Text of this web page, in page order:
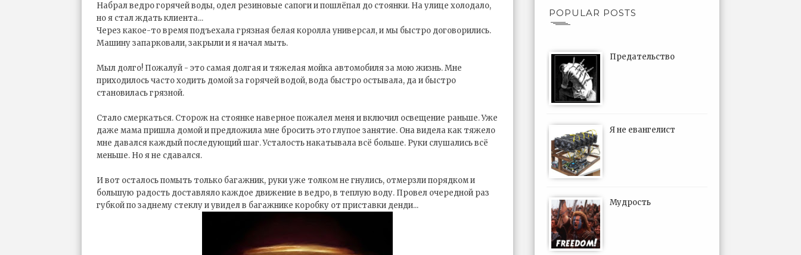
Набрал ведро горячей воды, одел резиновые сапоги и пошлёпал до стоянки. На улице холодало,
но я стал ждать клиента...
Через какое-то время подъехала грязная белая королла универсал, и мы быстро договорились.
Машину запарковали, закрыли и я начал мыть.
Мыл долго! Пожалуй - это самая долгая и тяжелая мойка автомобиля за мою жизнь. Мне
приходилось часто ходить домой за горячей водой, вода быстро остывала, да и быстро
становилась грязной.
Стало смеркаться. Сторож на стоянке наверное пожалел меня и включил освещение раньше. Уже
даже мама пришла домой и предложила мне бросить это глупое занятие. Она видела как тяжело
мне давался каждый последующий шаг. Усталость накатывала всё больше. Руки слушались всё
меньше. Но я не сдавался.
И вот осталось помыть только багажник, руки уже толком не гнулись, отмерзли порядком и
большую радость доставляло каждое движение в ведро, в теплую воду. Провел очередной раз
губкой по заднему стеклу и увидел в багажнике коробку от приставки денди...
POPULAR POSTS
Предательство
Я не евангелист
Мудрость